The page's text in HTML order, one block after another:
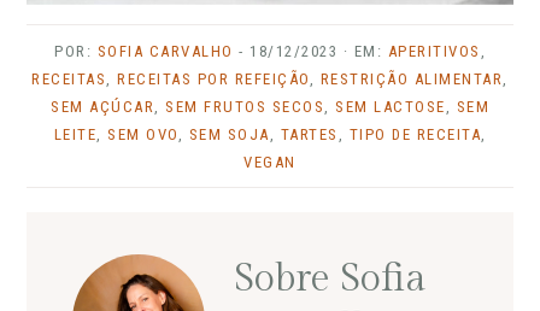
POR: SOFIA CARVALHO - 18/12/2023 · EM: APERITIVOS ,
RECEITAS ,RECEITAS POR REFEIÇÃO , RESTRIÇÃO ALIMENTAR,
SEM AÇÚCAR, SEM FRUTOS SECOS , SEM LACTOSE , SEM
LEITE, SEM OVO , SEM SOJA , TARTES , TIPO DE RECEITA,
VEGAN
Sobre Sofia